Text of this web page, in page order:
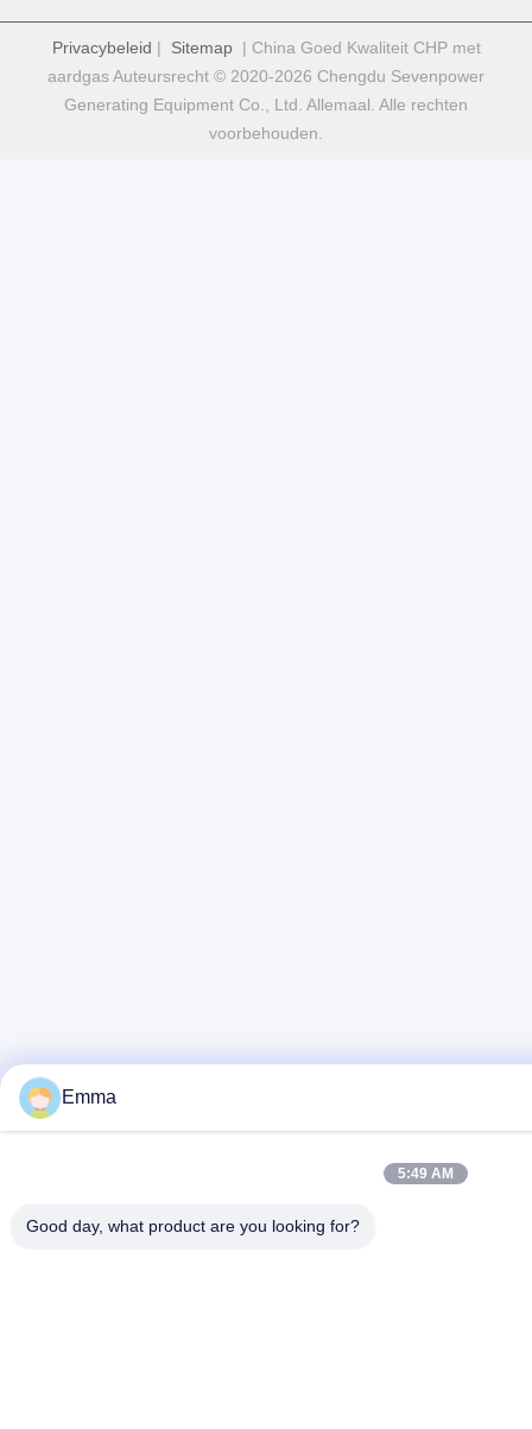
Privacybeleid | Sitemap| China Goed Kwaliteit CHP met
aardgas Auteursrecht © 2020-2026 Chengdu Sevenpower
Generating Equipment Co., Ltd. Allemaal. Alle rechten
voorbehouden.
Emma
5:49 AM
Good day, what product are you looking for?